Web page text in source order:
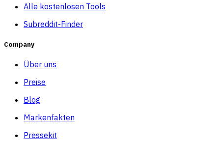
Alle kostenlosen Tools
Subreddit-Finder
Company
Über uns
Preise
Blog
Markenfakten
Pressekit